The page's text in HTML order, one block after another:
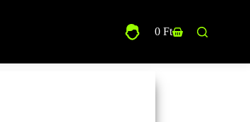
Shopping
0 Ft